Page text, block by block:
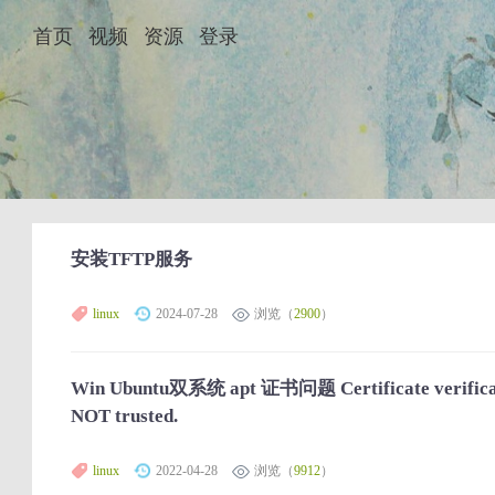
首页 视频 资源 登录
安装TFTP服务
linux 2024-07-28 浏览（2900）
Win Ubuntu双系统 apt 证书问题 Certificate
NOT trusted.
linux 2022-04-28 浏览（9912）